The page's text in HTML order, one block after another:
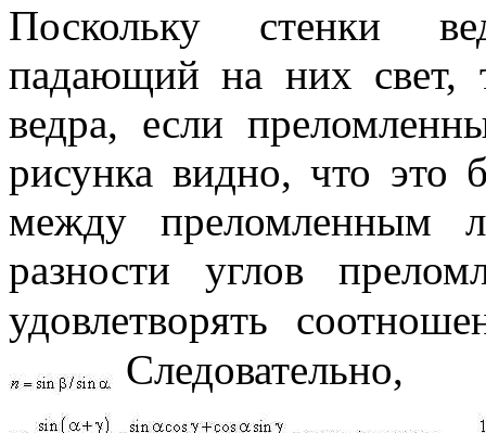
Поскольку стенки
падающий на них свет,
ведра, если
рисунка видно, что это
между преломленным
разности углов
удовлетворять
Следовательно,